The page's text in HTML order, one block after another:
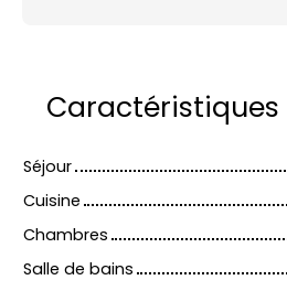
Caractéristiques
Séjour
Cuisine
Chambres
Salle de bains